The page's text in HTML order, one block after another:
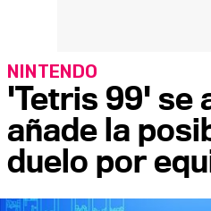
'Tetris 99' se
añade la
duelo por
NINTENDO